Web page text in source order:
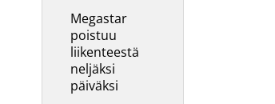
Megastar
poistuu
liikenteestä
neljäksi
päiväksi